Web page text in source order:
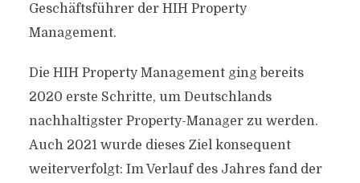
Geschäftsführer der HIH Property
Management.
Die HIH Property Management ging bereits
2020 erste Schritte, um Deutschlands
nachhaltigster Property-Manager zu werden.
Auch 2021 wurde dieses Ziel konsequent
weiterverfolgt: Im Verlauf des Jahres fand der